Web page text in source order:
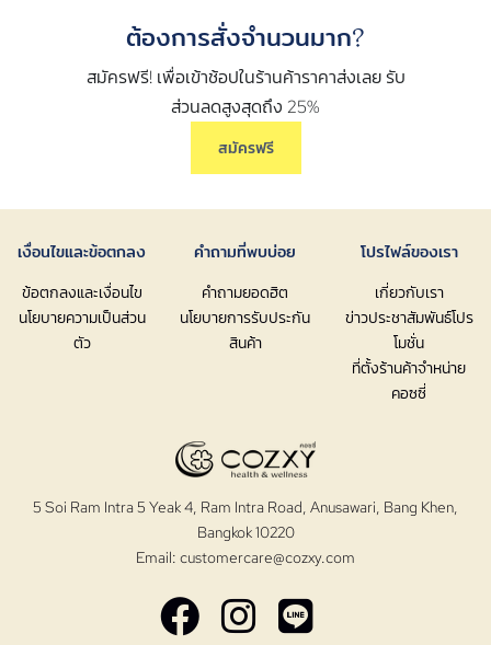
ต้องการสั่งจำนวนมาก?
สมัครฟรี! เพื่อเข้าช้อปในร้านค้าราคาส่งเลย รับ
ส่วนลดสูงสุดถึง 25%
สมัครฟรี
เงื่อนไขและข้อตกลง
ข้อตกลงและเงื่อนไข
นโยบายความเป็นส่วน
ตัว
คำถามที่พบบ่อย
คำถามยอดฮิต
นโยบายการรับประกัน
สินค้า
โปรไฟล์ของเรา
เกี่ยวกับเรา
ข่าวประชาสัมพันธ์โปร
โมชั่น
ที่ตั้งร้านค้าจำหน่าย
คอซซี่
5 Soi Ram Intra 5 Yeak 4, Ram Intra Road, Anusawari, Bang Khen,
Bangkok 10220
Email: customercare@cozxy.com